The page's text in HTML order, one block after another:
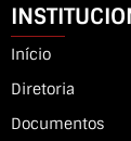
Início
Diretoria
Documentos